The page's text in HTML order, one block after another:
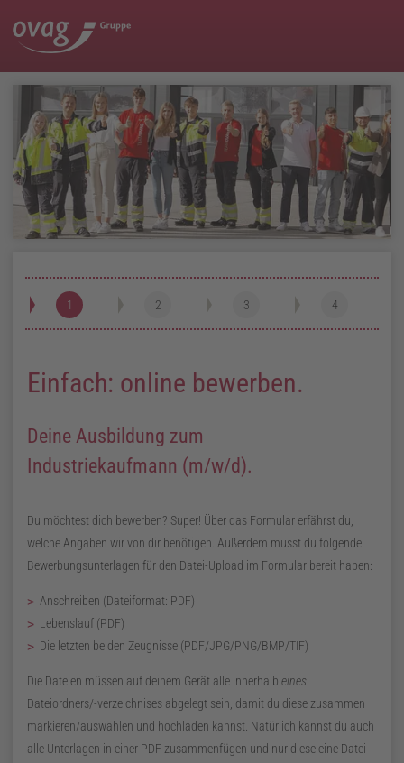
Einfach: online bewerben.
Deine Ausbildung zum
Industriekaufmann (m/w/d).
Du möchtest dich bewerben? Super! Über das Formular erfährst du,
welche Angaben wir von dir benötigen. Außerdem musst du folgende
Bewerbungsunterlagen für den Datei-Upload im Formular bereit haben:
Anschreiben (Dateiformat: PDF)
Lebenslauf (PDF)
Die letzten beiden Zeugnisse (PDF/JPG/PNG/BMP/TIF)
Die Dateien müssen auf deinem Gerät alle innerhalb eines
Dateiordners/-verzeichnises abgelegt sein, damit du diese zusammen
markieren/auswählen und hochladen kannst. Natürlich kannst du auch
alle Unterlagen in einer PDF zusammenfügen und nur diese eine Datei